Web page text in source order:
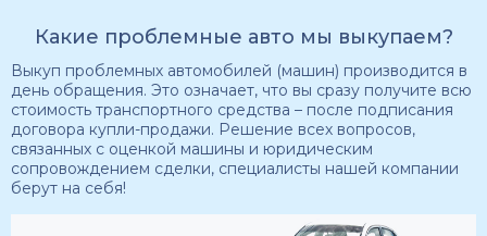
Какие проблемные авто мы выкупаем?
Выкуп проблемных автомобилей (машин) производится в
день обращения. Это означает, что вы сразу получите всю
стоимость транспортного средства – после подписания
договора купли-продажи. Решение всех вопросов,
связанных с оценкой машины и юридическим
сопровождением сделки, специалисты нашей компании
берут на себя!